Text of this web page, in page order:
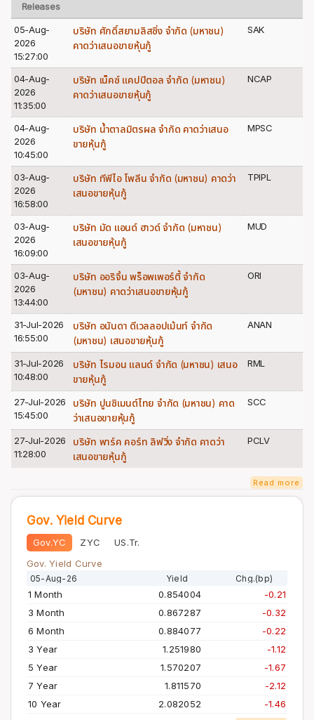
Releases
05-Aug-
2026
15:27:00
บริษัท ศักดิ์สยามลิสซิ่ง จำกัด (มหาชน)
คาดว่าเสนอขายหุ้นกู้
SAK
04-Aug-
2026
11:35:00
บริษัท เน็คซ์ แคปปิตอล จำกัด (มหาชน)
คาดว่าเสนอขายหุ้นกู้
NCAP
04-Aug-
2026
10:45:00
บริษัท น้ำตาลมิตรผล จำกัด คาดว่าเสนอ
ขายหุ้นกู้
MPSC
03-Aug-
2026
16:58:00
บริษัท ทีพีไอ โพลีน จำกัด (มหาชน) คาดว่า
เสนอขายหุ้นกู้
TPIPL
03-Aug-
2026
16:09:00
บริษัท มัด แอนด์ ฮาวด์ จำกัด (มหาชน)
เสนอขายหุ้นกู้
MUD
03-Aug-
2026
13:44:00
บริษัท ออริจิ้น พร็อพเพอร์ตี้ จำกัด
(มหาชน) คาดว่าเสนอขายหุ้นกู้
ORI
31-Jul-2026
16:55:00
บริษัท อนันดา ดีเวลลอปเม้นท์ จำกัด
(มหาชน) เสนอขายหุ้นกู้
ANAN
31-Jul-2026
10:48:00
บริษัท ไรมอน แลนด์ จำกัด (มหาชน) เสนอ
ขายหุ้นกู้
RML
27-Jul-2026
15:45:00
บริษัท ปูนซิเมนต์ไทย จำกัด (มหาชน) คาด
ว่าเสนอขายหุ้นกู้
SCC
27-Jul-2026
11:28:00
บริษัท พาร์ค คอร์ท ลิฟวิ่ง จำกัด คาดว่า
เสนอขายหุ้นกู้
PCLV
Read more
Gov. Yield Curve
Gov.YC ZYC
US.Tr.
Gov. Yield Curve
05-Aug-26 Yield Chg.(bp)
1 Month 0.854004
-0.21
3 Month
0.867287
-0.32
6 Month
0.884077
-0.22
3 Year
1.251980
-1.12
5 Year
1.570207
-1.67
7 Year
1.811570
-2.12
10 Year
2.082052 -1.46